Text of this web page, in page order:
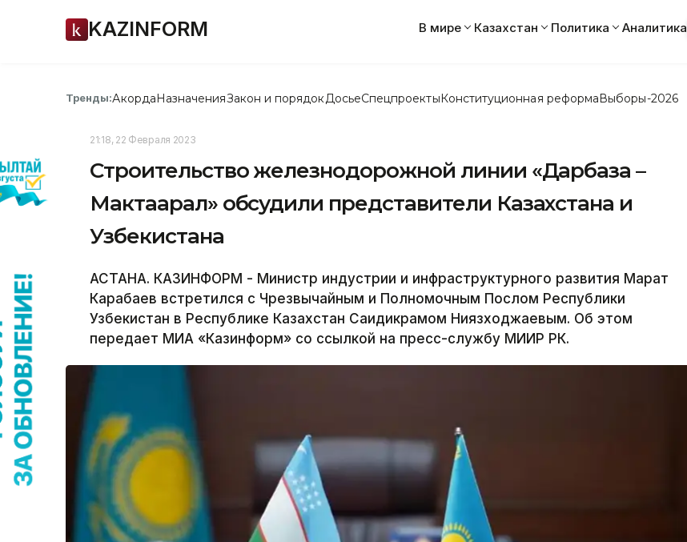
KAZINFORM В мире Казахстан Политика Аналитика
Тренды:АкордаНазначенияЗакон и порядок ДосьеСпецпроектыКонституционная реформаВыборы-2026
21:18, 22 Февраля 2023
Строительство железнодорожной линии «Дарбаза –
Мактаарал» обсудили представители Казахстана и
Узбекистана
АСТАНА. КАЗИНФОРМ - Министр индустрии и инфраструктурного развития Марат
Карабаев встретился с Чрезвычайным и Полномочным Послом Республики
Узбекистан в Республике Казахстан Саидикрамом Ниязходжаевым. Об этом
передает МИА «Казинформ» со ссылкой на пресс-службу МИИР РК.